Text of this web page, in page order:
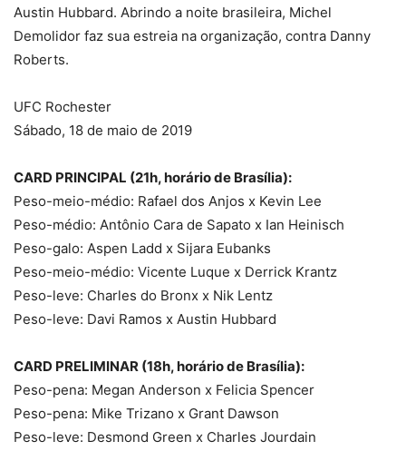
Austin Hubbard. Abrindo a noite brasileira, Michel
Demolidor faz sua estreia na organização, contra Danny
Roberts.
UFC Rochester
Sábado, 18 de maio de 2019
CARD PRINCIPAL (21h, horário de Brasília):
Peso-meio-médio: Rafael dos Anjos x Kevin Lee
Peso-médio: Antônio Cara de Sapato x Ian Heinisch
Peso-galo: Aspen Ladd x Sijara Eubanks
Peso-meio-médio: Vicente Luque x Derrick Krantz
Peso-leve: Charles do Bronx x Nik Lentz
Peso-leve: Davi Ramos x Austin Hubbard
CARD PRELIMINAR (18h, horário de Brasília):
Peso-pena: Megan Anderson x Felicia Spencer
Peso-pena: Mike Trizano x Grant Dawson
Peso-leve: Desmond Green x Charles Jourdain